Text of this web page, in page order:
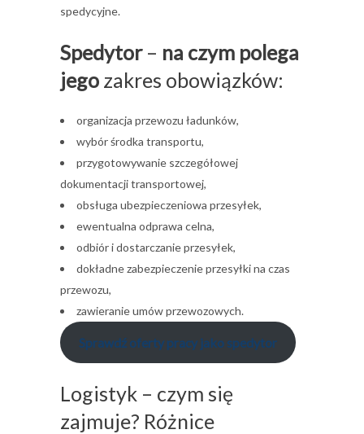
spedycyjne.
Spedytor– na czym polega
jego zakres obowiązków:
organizacja przewozu ładunków,
wybór środka transportu,
przygotowywanie szczegółowej
dokumentacji transportowej,
obsługa ubezpieczeniowa przesyłek,
ewentualna odprawa celna,
odbiór i dostarczanie przesyłek,
dokładne zabezpieczenie przesyłki na czas
przewozu,
zawieranie umów przewozowych.
Sprawdź oferty pracy jako spedytor
Logistyk – czym się
zajmuje? Różnice